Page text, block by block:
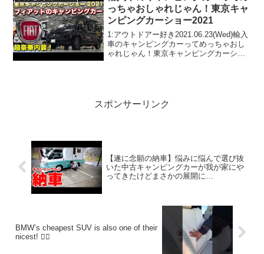
っちゃおしゃれじゃん！東京キャ
ンピングカーショー2021
1:アウトドアー好き2021.06.23(Wed)輸入
車のキャンピングカーってめっちゃおし
ゃれじゃん！東京キャンピングカーショ
スポンサーリンク
【遂に念願の納車】悩みに悩んで選び抜
いた中古キャンピングカーが我が家にや
ってきたけどまさかの展開に…
BMW’s cheapest SUV is also one of their
nicest! 😮‍💨